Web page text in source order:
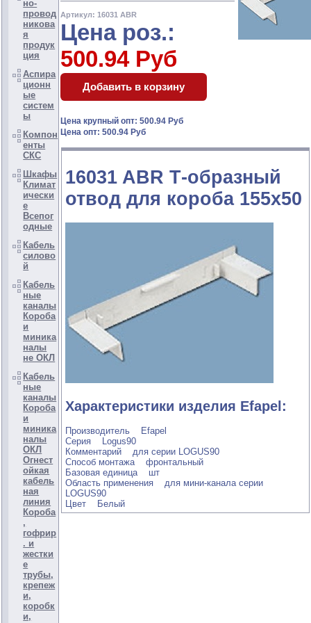
но-
провод
никова
я
продук
ция
Аспира
ционн
ые
систем
ы
Компон
енты
СКС
Шкафы
Климат
ически
е
Всепог
одные
Кабель
силово
й
Кабель
ные
каналы
Короба
и
миника
налы
не ОКЛ
Кабель
ные
каналы
Короба
и
миника
налы
ОКЛ
Огнест
ойкая
кабель
ная
линия
Короба
,
гофрир
. и
жестки
е
трубы,
крепеж
и,
коробк
и,
Артикул: 16031 ABR
Цена роз.:
500.94 Руб
Цена крупный опт: 500.94 Руб
Цена опт: 500.94 Руб
16031 ABR Т-образный
отвод для короба 155х50
Характеристики изделия Efapel:
Производитель Efapel
Серия Logus90
Комментарий для серии LOGUS90
Способ монтажа фронтальный
Базовая единица шт
Область применения для мини-канала серии
LOGUS90
Цвет Белый